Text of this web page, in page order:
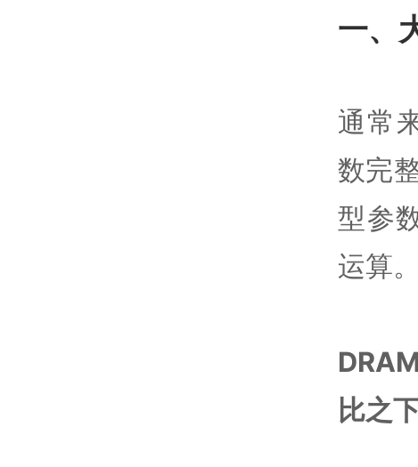
一、
通常
数完
型参
运算。
比之